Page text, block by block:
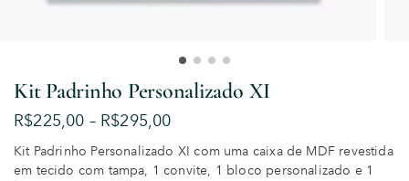
Kit Padrinho Personalizado XI
R$225,00 – R$295,00
Kit Padrinho Personalizado XI com uma caixa de MDF revestida
em tecido com tampa, 1 convite, 1 bloco personalizado e 1